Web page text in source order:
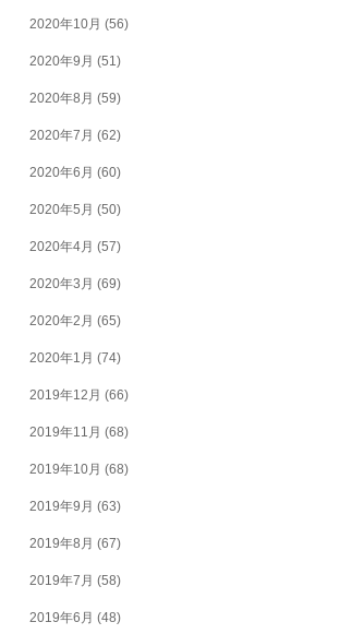
2020年10月 (56)
2020年9月 (51)
2020年8月 (59)
2020年7月 (62)
2020年6月 (60)
2020年5月 (50)
2020年4月 (57)
2020年3月 (69)
2020年2月 (65)
2020年1月 (74)
2019年12月 (66)
2019年11月 (68)
2019年10月 (68)
2019年9月 (63)
2019年8月 (67)
2019年7月 (58)
2019年6月 (48)